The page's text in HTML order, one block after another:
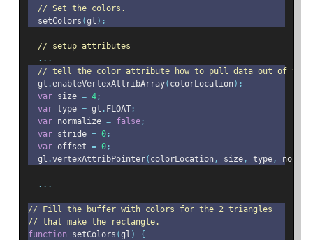
// Set the colors.
  setColors
(gl );
// setup attributes
...
// tell the color attribute how to pull data out of the
  gl
.enableVertexAttribArray( colorLocation);
var size = 4;
var type = gl . FLOAT;
var normalize = false;
var stride = 0;
var offset = 0;
  gl
.vertexAttribPointer( colorLocation, size, type,
...
// Fill the buffer with colors for the 2 triangles
// that make the rectangle.
function setColors (gl )
{